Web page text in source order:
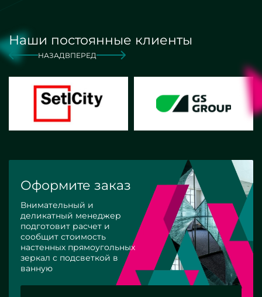
Наши постоянные клиенты
НАЗАД ВПЕРЕД
Оформите заказ
Внимательный и
деликатный менеджер
подготовит расчет и
сообщит стоимость
настенных прямоугольных
зеркал с подсветкой в
ванную